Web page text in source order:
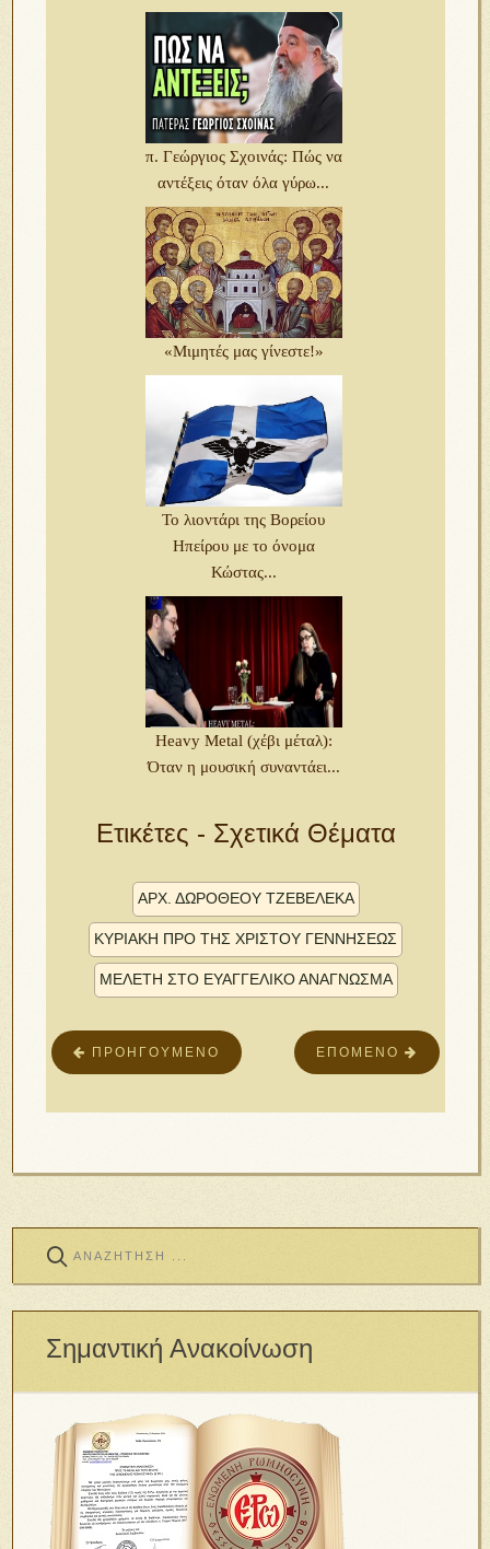
π. Γεώργιος Σχοινάς: Πώς να
αντέξεις όταν όλα γύρω...
«Μιμητές μας γίνεστε!»
Το λιοντάρι της Βορείου
Ηπείρου με το όνομα
Κώστας...
Heavy Metal (χέβι μέταλ):
Όταν η μουσική συναντάει...
Ετικέτες - Σχετικά Θέματα
ἈΡΧ. ΔΩΡΟΘΈΟΥ ΤΖΕΒΕΛΈΚΑ
ΚΥΡΙΑΚΗ ΠΡΟ ΤΗΣ ΧΡΙΣΤΟΥ ΓΕΝΝΗΣΕΩΣ
ΜΕΛΈΤΗ ΣΤΌ ΕΥ̓ΑΓΓΕΛΙΚΌ ΑΝΆΓΝΩΣΜΑ
ΕΠΌΜΕΝΟ
ΠΡΟΗΓΟΎΜΕΝΟ
Σημαντική Ανακοίνωση